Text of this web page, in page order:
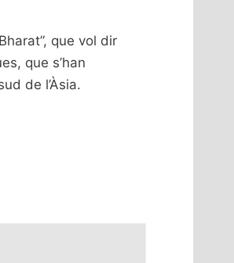
que vol dir
que s’han
de l’Àsia.